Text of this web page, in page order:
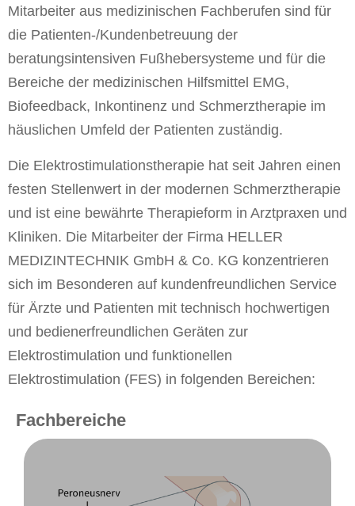
Mitarbeiter aus medizinischen Fachberufen sind für
die Patienten-/Kundenbetreuung der
beratungsintensiven Fußhebersysteme und für die
Bereiche der medizinischen Hilfsmittel EMG,
Biofeedback, Inkontinenz und Schmerztherapie im
häuslichen Umfeld der Patienten zuständig.
Die Elektrostimulationstherapie hat seit Jahren einen
festen Stellenwert in der modernen Schmerztherapie
und ist eine bewährte Therapieform in Arztpraxen und
Kliniken. Die Mitarbeiter der Firma HELLER
MEDIZINTECHNIK GmbH & Co. KG konzentrieren
sich im Besonderen auf kundenfreundlichen Service
für Ärzte und Patienten mit technisch hochwertigen
und bedienerfreundlichen Geräten zur
Elektrostimulation und funktionellen
Elektrostimulation (FES) in folgenden Bereichen:
Fachbereiche
zu Fußheberschwäche